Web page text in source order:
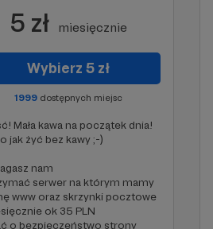
5 zł miesięcznie
Wybierz 5 zł
1999 dostępnych miejsc
Mała kawa na początek dnia!
jak żyć bez kawy ;-)
nam
serwer na którym mamy
www oraz skrzynki pocztowe
ok 35 PLN
o bezpieczeństwo strony